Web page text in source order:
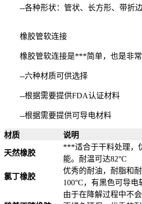
--各种形状：管状、长方形、带折
橡胶管软连接
橡胶管软连接是***简单，也是非常
--六种材质可供选择
--根据需要提供FDA认证材料
--根据需要提供可导电材料
材质 说明
天然橡胶
***适合于干料处理，
能。耐温可达82°C
氯丁橡胶
优秀的耐油，耐脂和
100°C，有黑色可导电
由于在降解过程中不